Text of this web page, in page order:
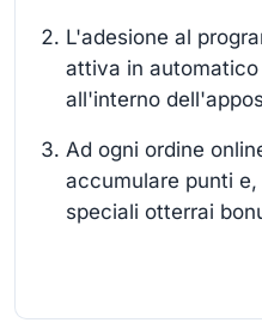
L'adesione al
attiva in
all'interno
Ad ogni ordine
accumulare punti
speciali otterrai